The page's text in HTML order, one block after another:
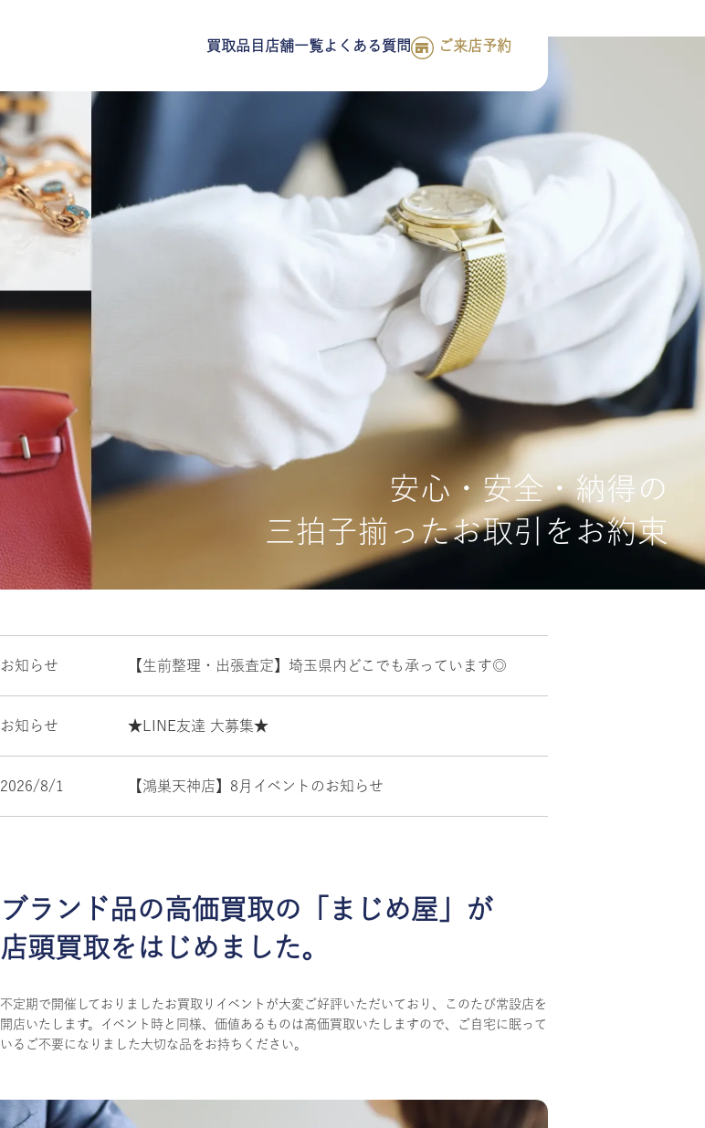
買取品目 店舗一覧よくある質問 ご来店予約
買取品目
店舗一覧
安心・安全・納得の
三拍子揃ったお取引をお約束
お知らせ 【生前整理・出張査定】埼玉県内どこでも承っています◎
お知らせ ★LINE友達 大募集★
2026/8/1 【鴻巣天神店】8月イベントのお知らせ
ブランド品の高価買取の 「まじめ屋」が
店頭買取をはじめました。
不定期で開催しておりましたお買取りイベントが大変ご好評いただいており、このたび常設店を
開店いたします。イベント時と同様、価値あるものは高価買取いたしますので、ご自宅に眠って
いるご不要になりました大切な品をお持ちください。